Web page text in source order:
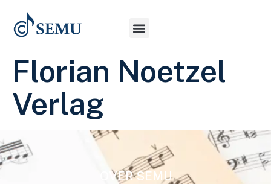
Florian Noetzel
Verlag
OVER SEMU